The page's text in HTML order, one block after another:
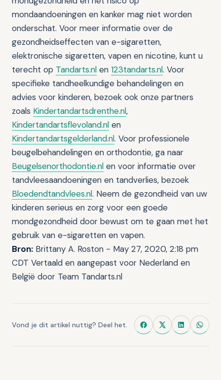
mondaandoeningen en kanker mag niet worden
onderschat. Voor meer informatie over de
gezondheidseffecten van e-sigaretten,
elektronische sigaretten, vapen en nicotine, kunt u
terecht op Tandarts.nl en 123tandarts.nl. Voor
specifieke tandheelkundige behandelingen en
advies voor kinderen, bezoek ook onze partners
zoals Kindertandartsdrenthe.nl,
Kindertandartsflevoland.nl en
Kindertandartsgelderland.nl. Voor professionele
beugelbehandelingen en orthodontie, ga naar
Beugelsenorthodontie.nl en voor informatie over
tandvleesaandoeningen en tandverlies, bezoek
Bloedendtandvlees.nl. Neem de gezondheid van uw
kinderen serieus en zorg voor een goede
mondgezondheid door bewust om te gaan met het
gebruik van e-sigaretten en vapen.
Bron: Brittany A. Roston - May 27, 2020, 2:18 pm
CDT Vertaald en aangepast voor Nederland en
België door Team Tandarts.nl
Vond je dit artikel nuttig? Deel het.